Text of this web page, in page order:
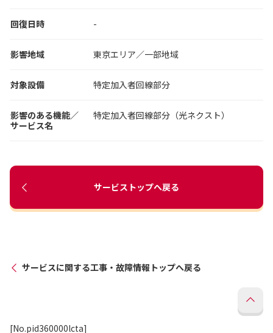
回復日時 -
影響地域 東京エリア／一部地域
対象設備 特定加入者回線部分
影響のある機能／
サービス名
特定加入者回線部分（光ネクスト）
サービストップへ戻る
サービスに関する工事・故障情報トップへ戻る
[No.pid360000lcta]